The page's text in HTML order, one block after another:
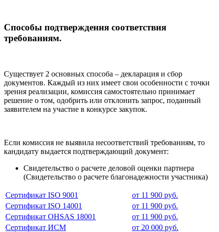
Способы подтверждения соответствия
требованиям.
Существует 2 основных способа – декларация и сбор
документов. Каждый из них имеет свои особенности с точки
зрения реализации, комиссия самостоятельно принимает
решение о том, одобрить или отклонить запрос, поданный
заявителем на участие в конкурсе закупок.
Если комиссия не выявила несоответствий требованиям, то
кандидату выдается подтверждающий документ:
Свидетельство о расчете деловой оценки партнера
(Свидетельство о расчете благонадежности участника)
Сертификат ISO 9001
от 11 900 руб.
Сертификат ISO 14001
от 11 900 руб.
Сертификат OHSAS 18001
от 11 900 руб.
Сертификат ИСМ
от 20 000 руб.